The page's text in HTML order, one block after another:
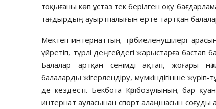
тоқығаны көп ұстаз тек берілген оқу
тағдырдың ауыртпалығын ерте тартқан
Мектеп-интернаттың тәрбиеленушілері
үйретіп, түрлі деңгейдегі жарыстарға
Балалар артқан сенімді ақтап, жоғары
балаларды жігерлендіру, мүмкіндігінше
де кездесті. Бекбота Кәрібозұлының бар
интернат ауласынан спорт алаңшасын соғуды